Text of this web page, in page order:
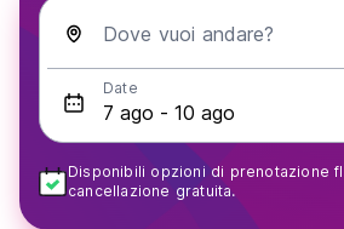
Dove vuoi andare?
Date
Disponibili opzioni di prenotazione
cancellazione gratuita.